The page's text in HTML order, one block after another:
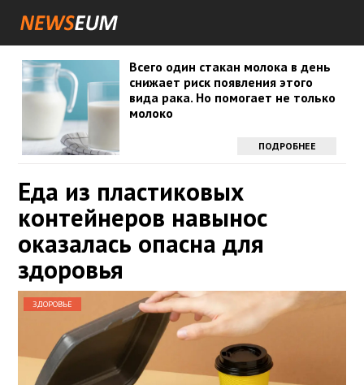
Всего один стакан молока в день
снижает риск появления этого
вида рака. Но помогает не только
молоко
ПОДРОБНЕЕ
Еда из пластиковых
контейнеров навынос
оказалась опасна для
здоровья
ЗДОРОВЬЕ